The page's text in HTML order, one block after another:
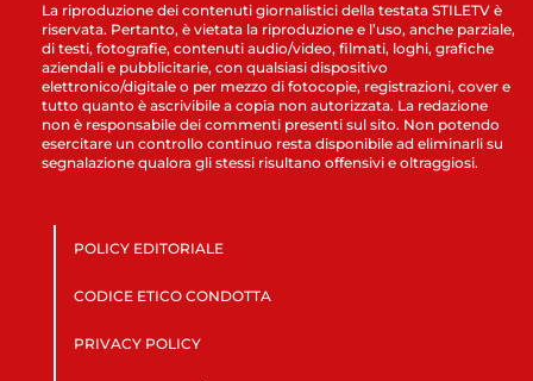
La riproduzione dei contenuti giornalistici della testata STILETV è
riservata. Pertanto, è vietata la riproduzione e l’uso, anche parziale,
di testi, fotografie, contenuti audio/video, filmati, loghi, grafiche
aziendali e pubblicitarie, con qualsiasi dispositivo
elettronico/digitale o per mezzo di fotocopie, registrazioni, cover e
tutto quanto è ascrivibile a copia non autorizzata. La redazione
non è responsabile dei commenti presenti sul sito. Non potendo
esercitare un controllo continuo resta disponibile ad eliminarli su
segnalazione qualora gli stessi risultano offensivi e oltraggiosi.
POLICY EDITORIALE
CODICE ETICO CONDOTTA
PRIVACY POLICY